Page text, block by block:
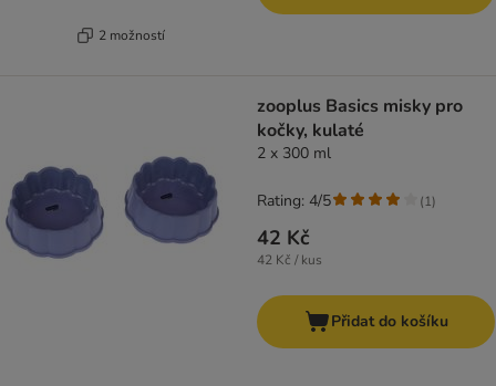
2 možností
zooplus Basics misky pro
kočky, kulaté
2 x 300 ml
42 Kč
42 Kč / kus
Rating: 4/5 (1)
Přidat do košíku